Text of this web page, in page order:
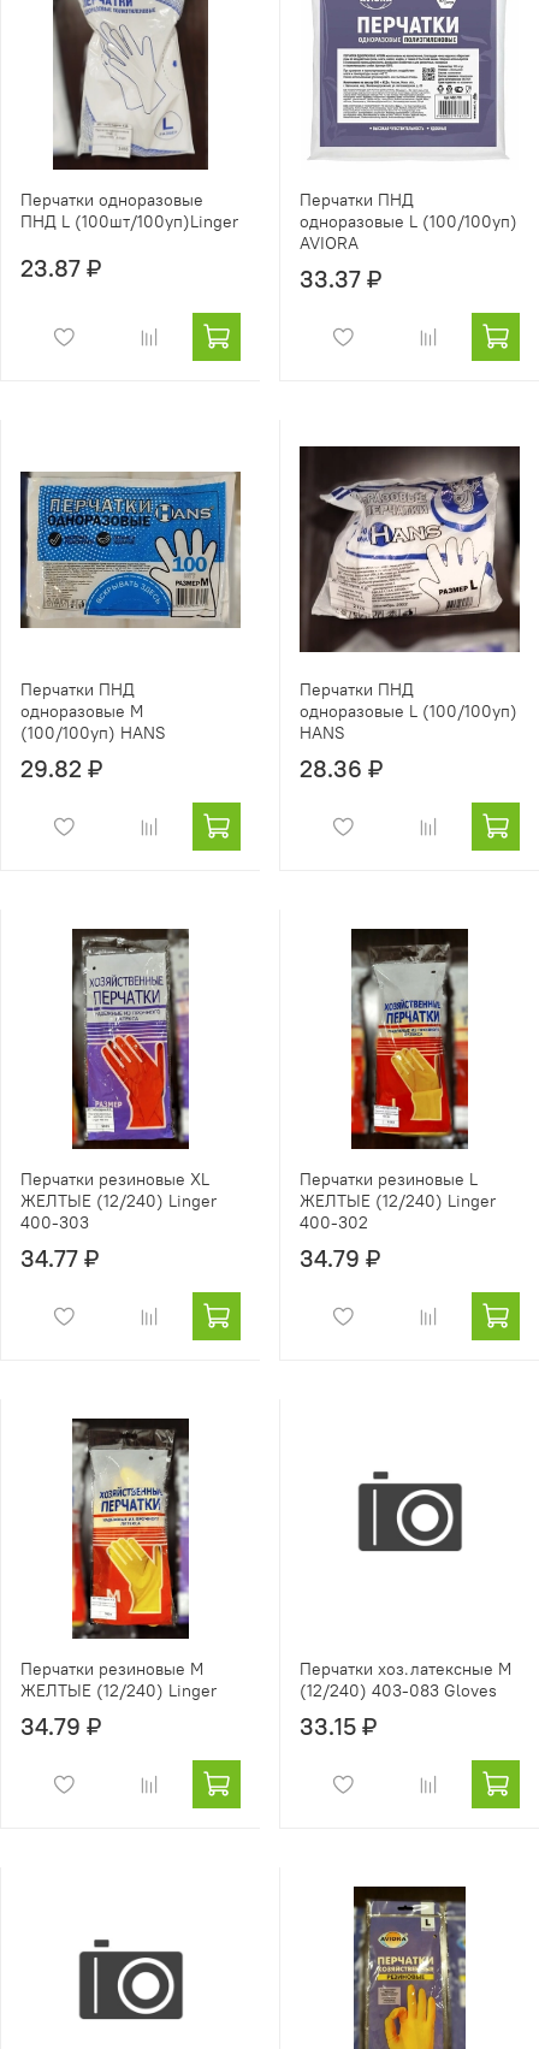
Перчатки одноразовые
ПНД L (100шт/100уп)Linger
23.87 ₽
Перчатки ПНД
одноразовые L (100/100уп)
AVIORA
33.37 ₽
Перчатки ПНД
одноразовые М
(100/100уп) HANS
29.82 ₽
Перчатки ПНД
одноразовые L (100/100уп)
HANS
28.36 ₽
Перчатки резиновые XL
ЖЕЛТЫЕ (12/240) Linger
400-303
34.77 ₽
Перчатки резиновые L
ЖЕЛТЫЕ (12/240) Linger
400-302
34.79 ₽
Перчатки резиновые М
ЖЕЛТЫЕ (12/240) Linger
34.79 ₽
Перчатки хоз.латексные М
(12/240) 403-083 Gloves
33.15 ₽